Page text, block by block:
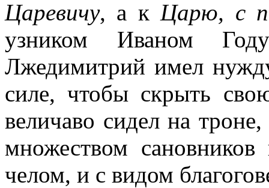
Царевичу, а кЦарю, с
узником Иваном
Лжедимитрий имел
силе, чтобы скрыть
величаво сидел на
множеством
челом, и с видом